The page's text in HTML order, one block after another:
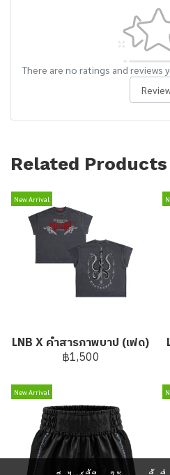
There are no ratings and reviews
Related Products
New Arrival
LNB X คำสารภาพบาป (เฟด)
฿1,500
New Arrival